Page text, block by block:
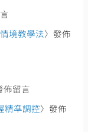
境教學法〉發佈
佈留言
精準調控〉發佈